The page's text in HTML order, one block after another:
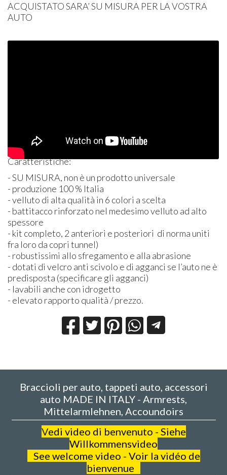
ACQUISTATOSARA’ SU MISURA PER LAVOSTRA
AUTO
Caratteristiche:
- SU MISURA, non è un prodotto universale
- produzione 100 % Italia
- velluto di alta qualità in 6 colori a scelta
- battitacco rinforzato nel medesimo velluto ad alto
spessore
- kit completo, 2 anteriori e posteriori di norma uniti
fra loro da copri tunnel)
- robustissimi allo sfregamento e alla abrasione
- dotati di velcro anti scivolo e di agganci se l’auto ne è
predisposta (specificare gli agganci)
- lavabili anche con idrogetto
- elevato rapporto qualità / prezzo.
Braccioli per auto, tappeti auto, accessori
auto MADE IN ITALY - Armrests,
Mittelarmlehnen, Accoundoirs
Vedi video di benvenuto - Siehe
Willkommensvideo
See welcome video - Voir la vidéo de
bienvenue